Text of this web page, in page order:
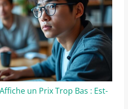
un Prix Trop Bas : Est-